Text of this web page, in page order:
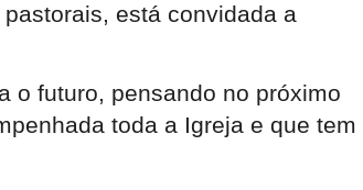
está convidada a
o futuro, pensando no próximo
toda a Igreja e que tem